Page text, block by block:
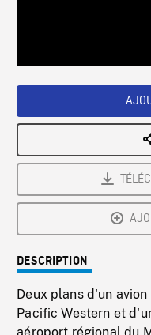
DESCRIPTION
Deux plans d'un
Pacific Western et